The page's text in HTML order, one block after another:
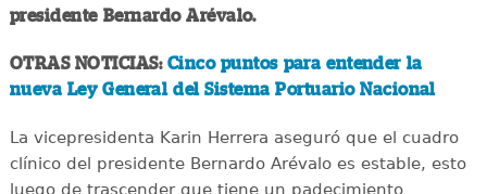
presidente Bernardo Arévalo.
OTRAS NOTICIAS: Cinco puntos para entender la
nueva Ley General del Sistema Portuario Nacional
La vicepresidenta Karin Herrera aseguró que el cuadro
clínico del presidente Bernardo Arévalo es estable, esto
luego de trascender que tiene un padecimiento